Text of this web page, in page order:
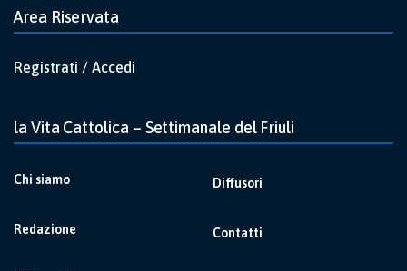
Area Riservata
Registrati / Accedi
la Vita Cattolica – Settimanale del Friuli
Chi siamo
Redazione
Diffusori
Contatti